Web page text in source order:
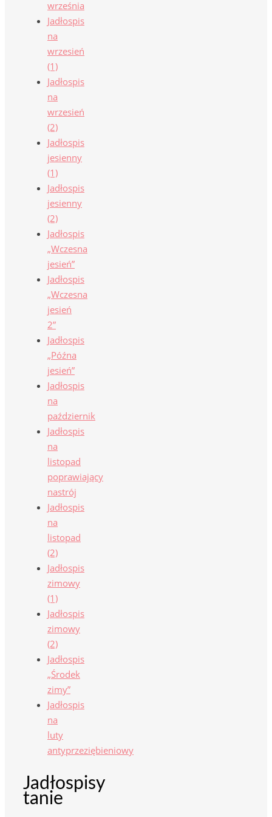
września
Jadłospis
na
wrzesień
(1)
Jadłospis
na
wrzesień
(2)
Jadłospis
jesienny
(1)
Jadłospis
jesienny
(2)
Jadłospis
„Wczesna
jesień”
Jadłospis
„Wczesna
jesień
2”
Jadłospis
„Późna
jesień”
Jadłospis
na
październik
Jadłospis
na
listopad
poprawiający
nastrój
Jadłospis
na
listopad
(2)
Jadłospis
zimowy
(1)
Jadłospis
zimowy
(2)
Jadłospis
„Środek
zimy”
Jadłospis
na
luty
antyprzeziębieniowy
Jadłospisy
tanie